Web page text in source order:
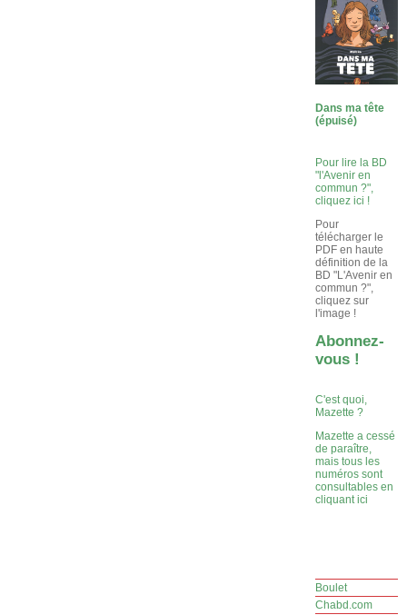
Dans ma tête
(épuisé)
Pour lire la BD
"l'Avenir en
commun ?",
cliquez ici !
Pour
télécharger le
PDF en haute
définition de la
BD "L'Avenir en
commun ?",
cliquez sur
l'image !
Abonnez-
vous !
C'est quoi,
Mazette ?
Mazette a cessé
de paraître,
mais tous les
numéros sont
consultables en
cliquant ici
Boulet
Chabd.com